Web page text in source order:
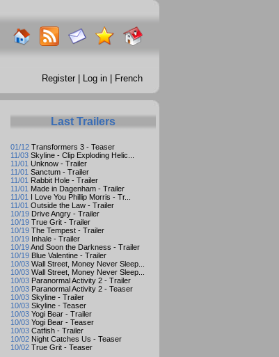
Register Log in French
Last Trailers
01/12 Transformers 3 - Teaser
11/03 Skyline - Clip Exploding Helic...
11/01 Unknow - Trailer
11/01 Sanctum - Trailer
11/01 Rabbit Hole - Trailer
11/01 Made in Dagenham - Trailer
11/01 I Love You Phillip Morris - Tr...
11/01 Outside the Law - Trailer
10/19 Drive Angry - Trailer
10/19 True Grit - Trailer
10/19 The Tempest - Trailer
10/19 Inhale - Trailer
10/19And Soon the Darkness - Trailer
10/19 Blue Valentine - Trailer
10/03 Wall Street, Money Never Sleep...
10/03 Wall Street, Money Never Sleep...
10/03 Paranormal Activity 2 - Trailer
10/03 Paranormal Activity 2 - Teaser
10/03 Skyline - Trailer
10/03 Skyline - Teaser
10/03 Yogi Bear - Trailer
10/03 Yogi Bear - Teaser
10/03 Catfish - Trailer
10/02 Night Catches Us - Teaser
10/02 True Grit - Teaser